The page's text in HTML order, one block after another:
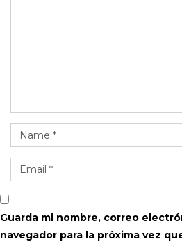
Guarda mi nombre, correo
navegador para la próxima vez